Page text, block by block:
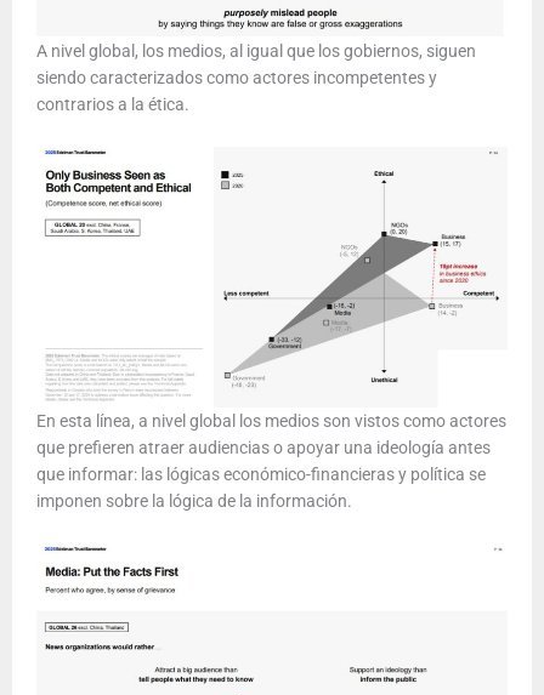
A nivel global, los medios, al igual que los gobiernos, siguen
siendo caracterizados como actores incompetentes y
contrarios a la ética.
En esta línea, a nivel global los medios son vistos como actores
que prefieren atraer audiencias o apoyar una ideología antes
que informar: las lógicas económico-financieras y política se
imponen sobre la lógica de la información.